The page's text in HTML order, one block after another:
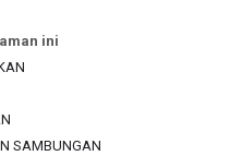
ini
SAMBUNGAN